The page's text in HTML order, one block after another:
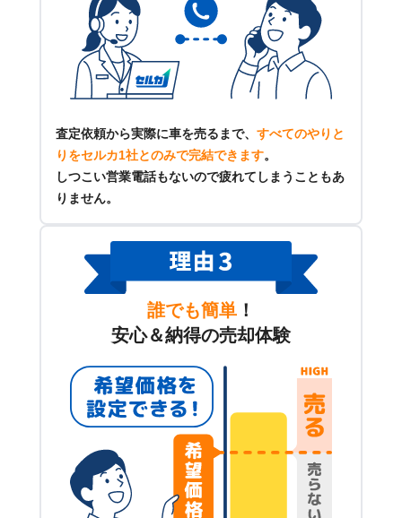
査定依頼から実際に車を売るまで、 すべてのやりと
りをセルカ1社とのみで完結できます。
しつこい営業電話もないので疲れてしまうこともあ
りません。
誰でも簡単 ！
安心＆納得の売却体験